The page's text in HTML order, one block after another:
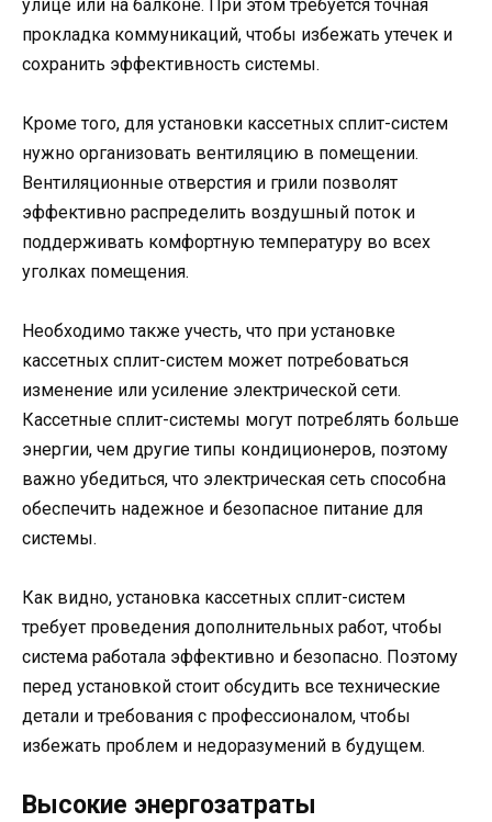
улице или на балконе. При этом требуется точная
прокладка коммуникаций, чтобы избежать утечек и
сохранить эффективность системы.
Кроме того, для установки кассетных сплит-систем
нужно организовать вентиляцию в помещении.
Вентиляционные отверстия и грили позволят
эффективно распределить воздушный поток и
поддерживать комфортную температуру во всех
уголках помещения.
Необходимо также учесть, что при установке
кассетных сплит-систем может потребоваться
изменение или усиление электрической сети.
Кассетные сплит-системы могут потреблять больше
энергии, чем другие типы кондиционеров, поэтому
важно убедиться, что электрическая сеть способна
обеспечить надежное и безопасное питание для
системы.
Как видно, установка кассетных сплит-систем
требует проведения дополнительных работ, чтобы
система работала эффективно и безопасно. Поэтому
перед установкой стоит обсудить все технические
детали и требования с профессионалом, чтобы
избежать проблем и недоразумений в будущем.
Высокие энергозатраты